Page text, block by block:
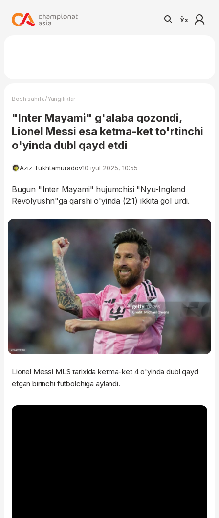
Ўз
Bosh sahifa/Yangiliklar
"Inter Mayami" g'alaba qozondi,
Lionel Messi esa ketma-ket to'rtinchi
o'yinda dubl qayd etdi
Aziz Tukhtamuradov10 iyul 2025, 10:55
Bugun "Inter Mayami" hujumchisi "Nyu-Inglend
Revolyushn"ga qarshi o'yinda (2:1) ikkita gol urdi.
Lionel Messi MLS tarixida ketma-ket 4 o'yinda dubl qayd
etgan birinchi futbolchiga aylandi.